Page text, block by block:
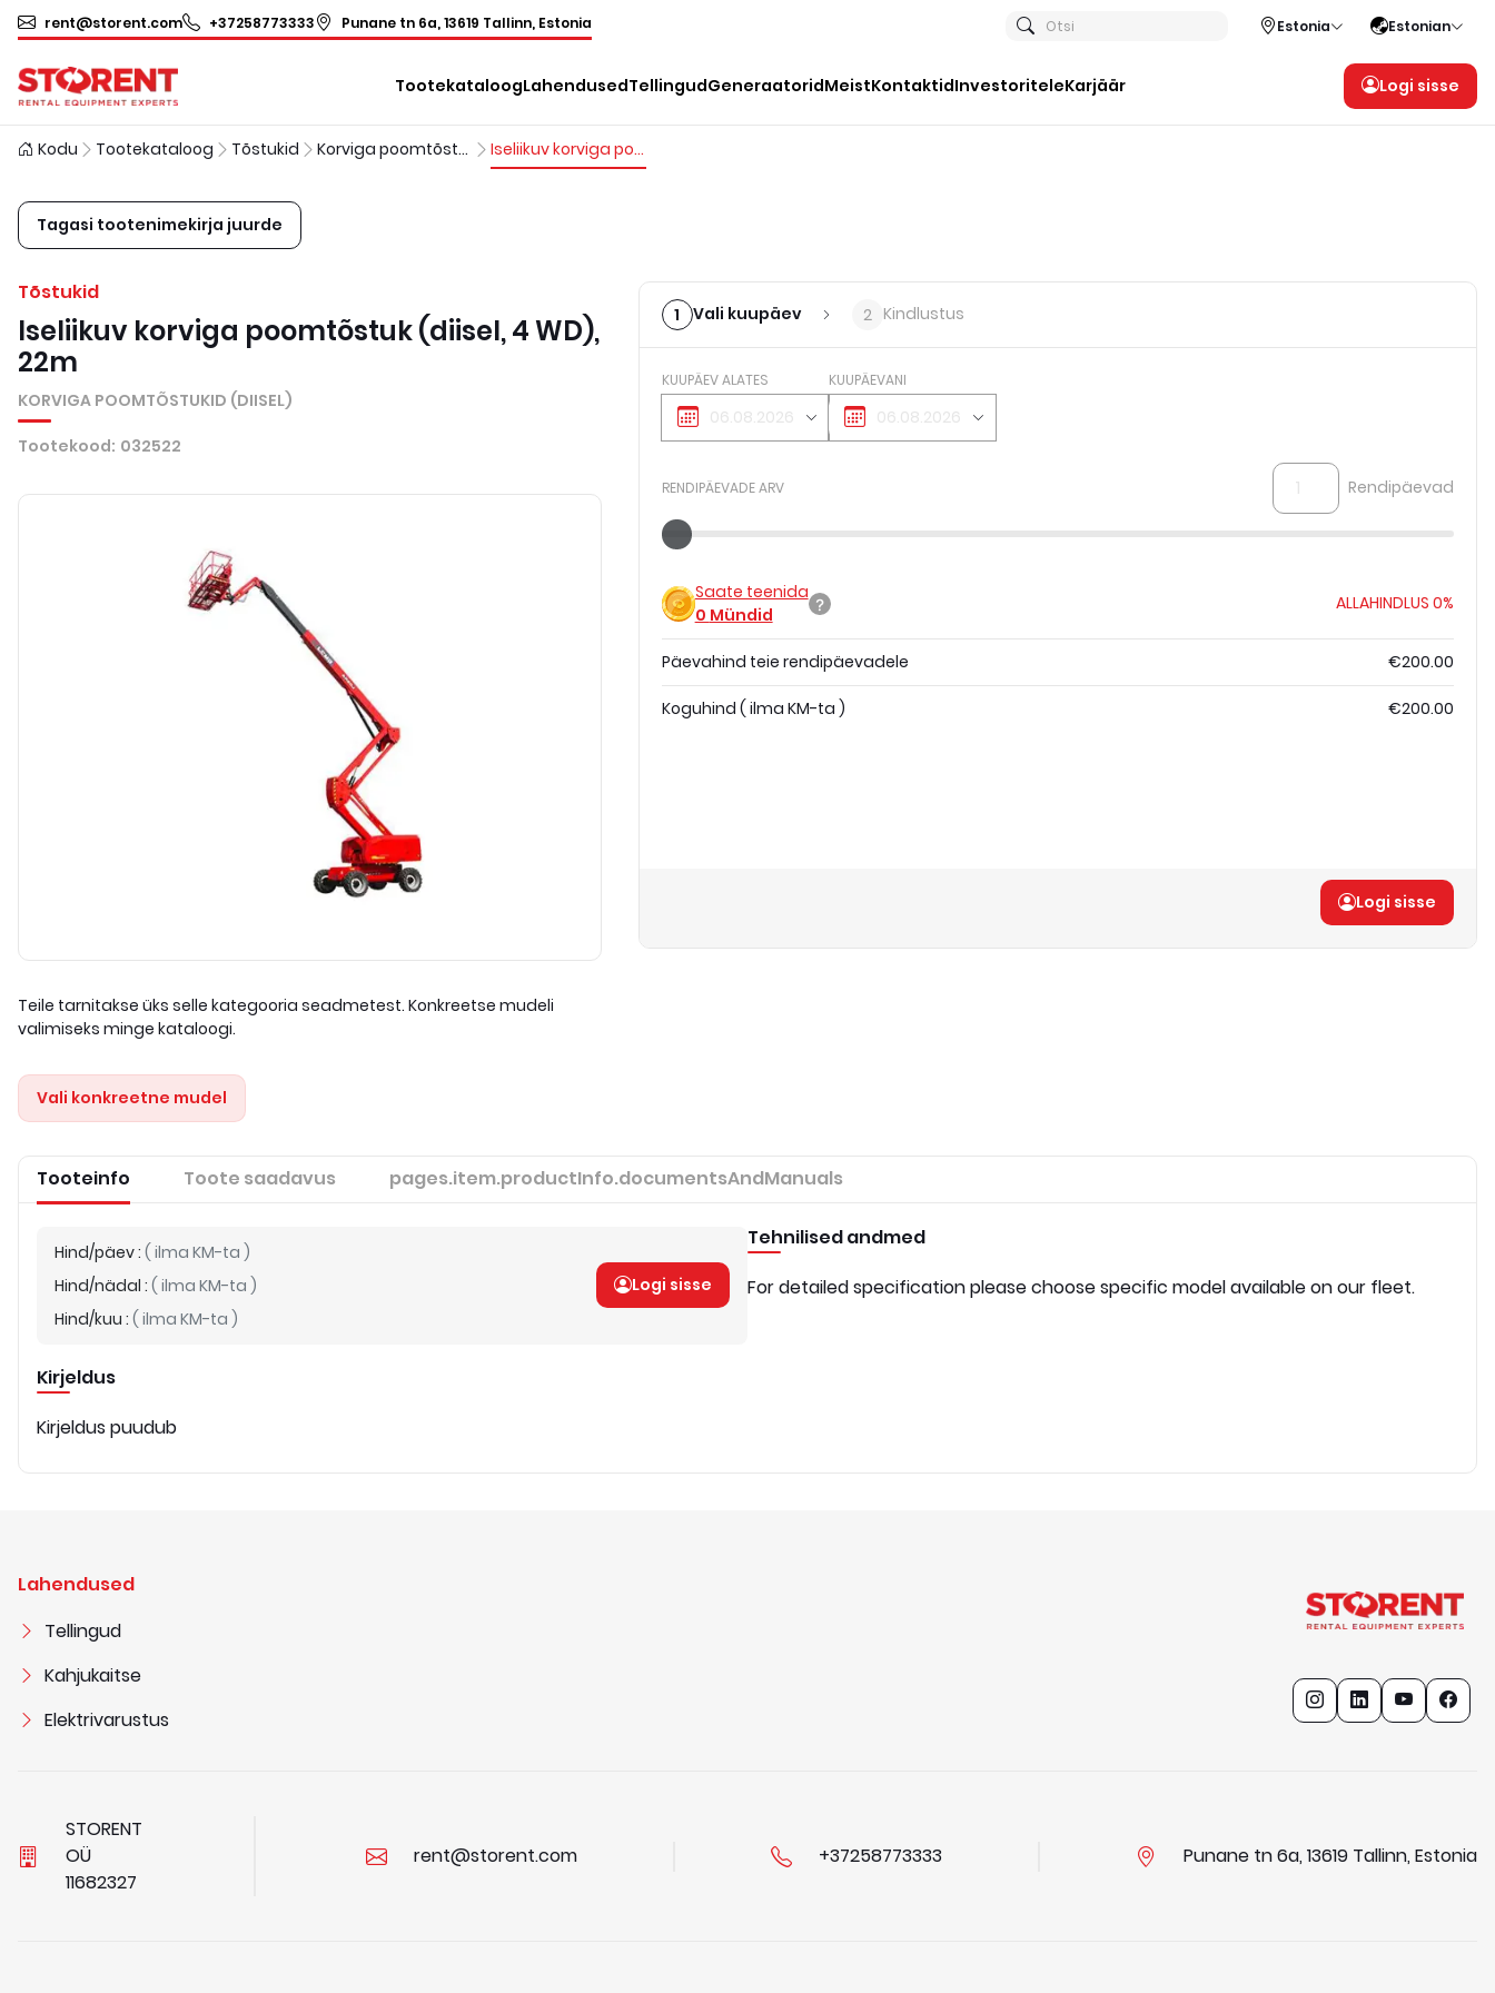
rent@storent.com +37258773333 Punane tn 6a, 13619 Tallinn, Estonia Otsi Estonia Estonian
TootekataloogLahendusedTellingudGeneraatoridMeistKontaktidInvestoriteleKarjäär Logi sisse
Kodu Tootekataloog Tõstukid Korviga poomtõstukid (diisel) Iseliikuv korviga poomtõstuk (diisel, 4 WD), 22m
Tagasi tootenimekirja juurde
Tõstukid
Iseliikuv korviga poomtõstuk (diisel, 4 WD),
22m
KORVIGA POOMTÕSTUKID (DIISEL)
Tootekood: 032522
Teile tarnitakse üks selle kategooria seadmetest. Konkreetse mudeli
valimiseks minge kataloogi.
Vali konkreetne mudel
1 Vali kuupäev 2 Kindlustus
KUUPÄEV ALATES KUUPÄEVANI
RENDIPÄEVADE ARV Rendipäevad
Saate teenida
0 Mündid
ALLAHINDLUS 0%
Päevahind teie rendipäevadele €200.00
Koguhind ( ilma KM-ta ) €200.00
Logi sisse
Tooteinfo Toote saadavus pages.item.productInfo.documentsAndManuals
Hind/päev: ( ilma KM-ta )
Hind/nädal : ( ilma KM-ta )
Hind/kuu : ( ilma KM-ta )
Logi sisse
Kirjeldus
Kirjeldus puudub
Tehnilised andmed
For detailed specification please choose specific model available on our fleet.
Lahendused
Tellingud
Kahjukaitse
Elektrivarustus
STORENT
OÜ
11682327
rent@storent.com +37258773333 Punane tn 6a, 13619 Tallinn, Estonia